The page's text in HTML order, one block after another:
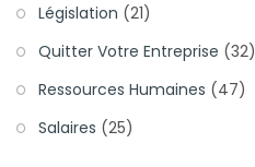
Législation (21)
Quitter Votre Entreprise (32)
Ressources Humaines (47)
Salaires (25)